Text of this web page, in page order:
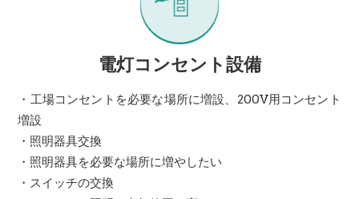
電灯コンセント設備
・工場コンセントを必要な場所に増設、200V用コンセント
増設
・照明器具交換
・照明器具を必要な場所に増やしたい
・スイッチの交換